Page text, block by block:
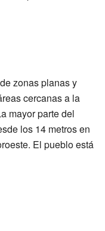
zonas planas y
cercanas a la
mayor parte del
los 14 metros en
El pueblo está